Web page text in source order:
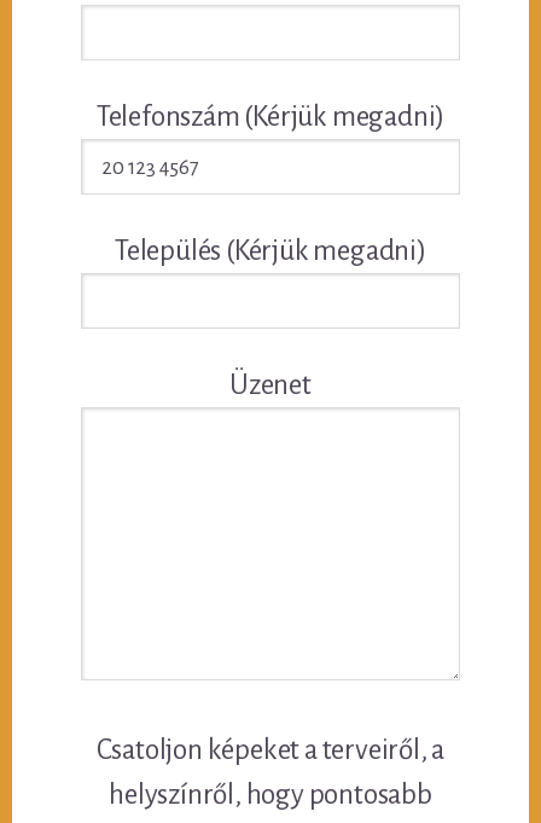
Telefonszám (Kérjük megadni)
Település (Kérjük megadni)
Üzenet
Csatoljon képeket a terveiről, a
helyszínről, hogy pontosabb